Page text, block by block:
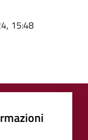
15:48